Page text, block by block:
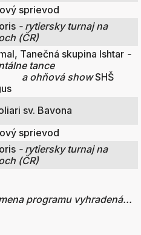
sprievod
- rytiersky turnaj na
(ČR)
Tanečná skupina Ishtar -
tance
showSHŠ
sv. Bavona
sprievod
- rytiersky turnaj na
(ČR)
programu vyhradená...